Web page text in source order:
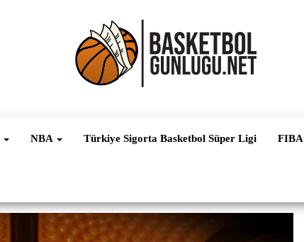
Haber
Süper Lig ve
Dünya
NBA Türkiye Sigorta Basketbol Süper Ligi FIBA